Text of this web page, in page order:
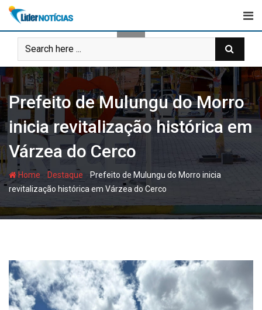
Skip
content
Prefeito de Mulungu do Morro
inicia revitalização histórica em
Várzea do Cerco
Home - Destaque - Prefeito de Mulungu do Morro inicia
revitalização histórica em Várzea do Cerco